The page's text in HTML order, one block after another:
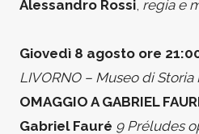
Alessandro Rossi, regia e
Giovedì 8 agosto ore
LIVORNO – Museo di
OMAGGIO A GABRIEL
Gabriel Fauré 9 Préludes